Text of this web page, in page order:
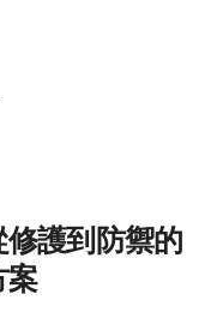
護到防禦的
案